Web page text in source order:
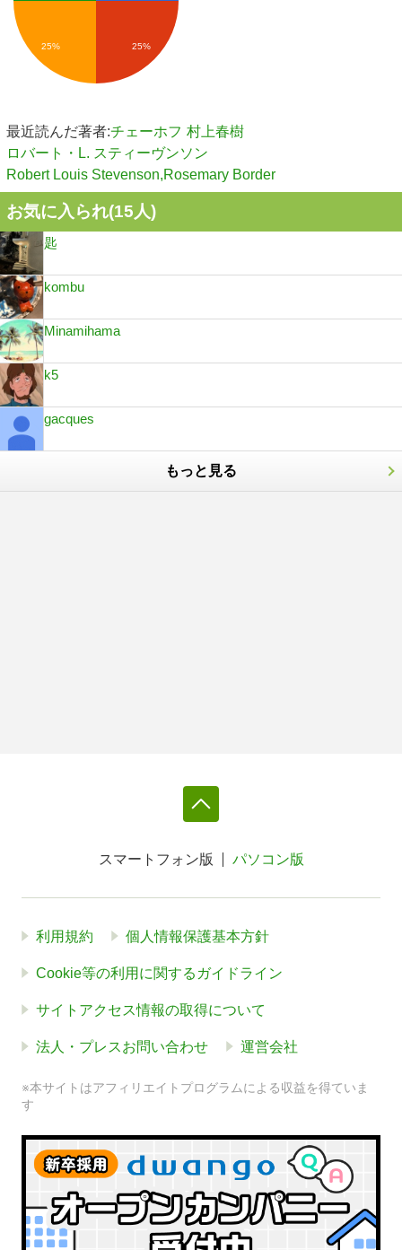
25% 25%
最近読んだ著者:チェーホフ 村上春樹
ロバート・L. スティーヴンソン
Robert Louis Stevenson,Rosemary Border
お気に入られ(15人)
匙
kombu
Minamihama
k5
gacques
もっと見る
スマートフォン版 パソコン版
利用規約 個人情報保護基本方針
Cookie等の利用に関するガイドライン
サイトアクセス情報の取得について
法人・プレスお問い合わせ 運営会社
※本サイトはアフィリエイトプログラムによる収益を得ていま
す